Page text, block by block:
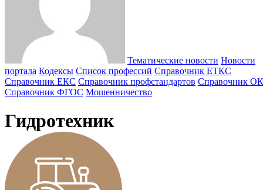
Тематические новости Новости
портала Кодексы Cписок профессий Справочник ЕТКС
Справочник ЕКС Справочник профстандартов Справочник
Справочник ФГОС Мошенничество
Гидротехник